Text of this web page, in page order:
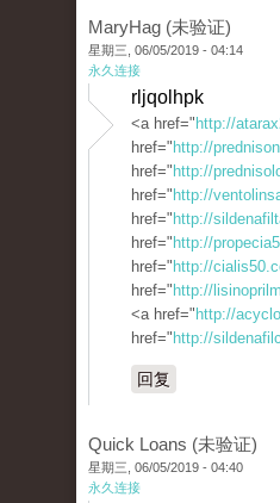
MaryHag (未验证)
星期三, 06/05/2019 - 04:14
永久连接
rljqolhpk
<a href=" http://
href=" http://
href=" http://
href=" http://
href=" http://
href=" http://
href=" http://
href=" http://
<a href=" http://
href=" http://
回复
Quick Loans (未验证)
星期三, 06/05/2019 - 04:40
永久连接